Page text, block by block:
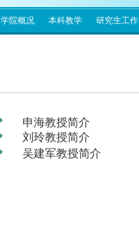
学院概况 本科教学 研究生工作
申海教授简介
刘玲教授简介
吴建军教授简介